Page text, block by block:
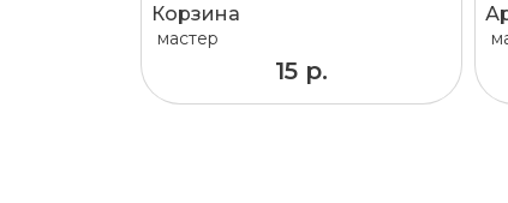
Корзина
мастер
15 р.